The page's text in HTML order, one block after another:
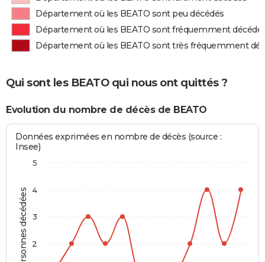
Département où les BEATO sont peu décédés
Département où les BEATO sont fréquemment
Département où les BEATO sont très fréquemment
Qui sont les BEATO qui nous ont quittés ?
Evolution du nombre de décès de BEATO
Personnes décédées
Données exprimées en nombre de décès (source :
Insee)
2
3
4
5